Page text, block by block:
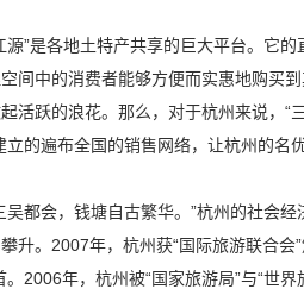
源”是各地土特产共享的巨大平台。它
间中的消费者能够方便而实惠地购买
活跃的浪花。那么，对于杭州来说，“
立的遍布全国的销售网络，让杭州的名
吴都会，钱塘自古繁华。”杭州的社会
升。2007年，杭州获“国际旅游联合会
。2006年，杭州被“国家旅游局”与“世